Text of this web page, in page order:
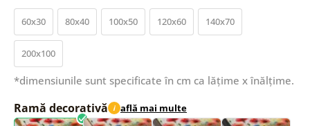
60x30 80x40 100x50 120x60 140x70
200x100
*dimensiunile sunt specificate în cm ca lățime x înălțime.
Ramă decorativă i află mai multe